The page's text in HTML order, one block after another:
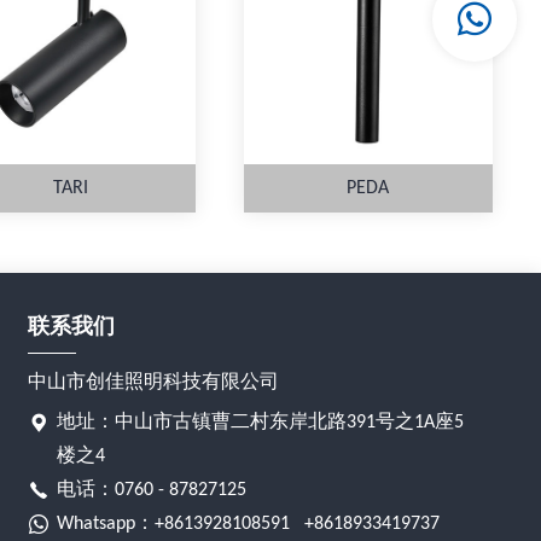
详情
TARI PEDA
联系我们
中山市创佳照明科技有限公司
地址：中山市古镇曹二村东岸北路391号之1A座5
楼之4
电话：0760 - 87827125
Whatsapp：+8613928108591 +8618933419737